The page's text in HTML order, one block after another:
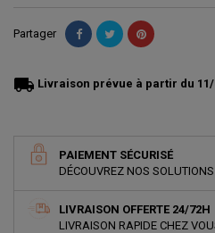
Partager
local_shipping Livraison prévue à partir du 11/
PAIEMENT SÉCURISÉ
DÉCOUVREZ NOS
LIVRAISON OFFERTE 24/72H
LIVRAISON RAPIDE CHEZ